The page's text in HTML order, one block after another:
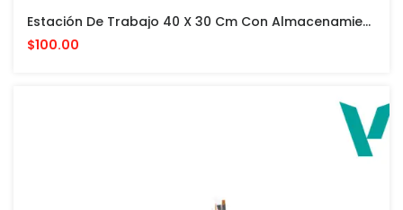
Estación De Trabajo 40 X 30 Cm Con Almacenamiento Vertical PARA PINTURAS VALLEJO Y ACCESORIOS
$100.00